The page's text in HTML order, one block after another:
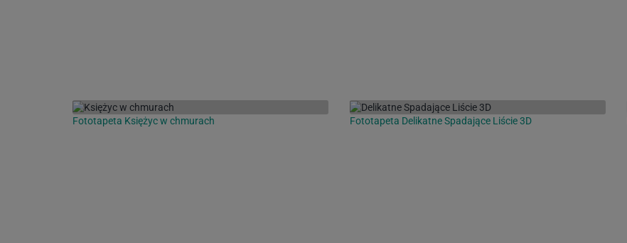
Fototapeta Księżyc w chmurach Fototapeta Delikatne Spadające Liście 3D